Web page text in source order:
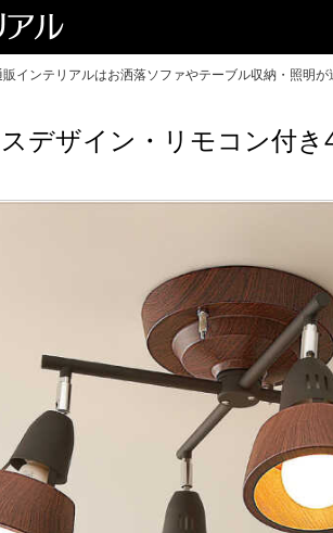
インテリアルはお洒落ソファやテーブル収納・照明が
デザイン・リモコン付